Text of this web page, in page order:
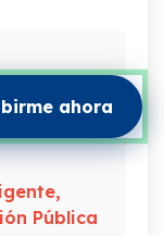
del
Pública
ahora